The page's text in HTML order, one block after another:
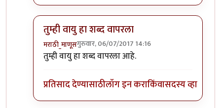
तुम्ही वायु हा शब्द वापरला
मराठी_माणूसगुरुवार, 06/07/2017 14:16
In reply to१) ढींणगी...ओके सॉरी.
तुम्ही वायु हा शब्द वापरला आहे.
प्रतिसाद देण्यासाठीलॉग इन कराकिंवासदस्य व्हा